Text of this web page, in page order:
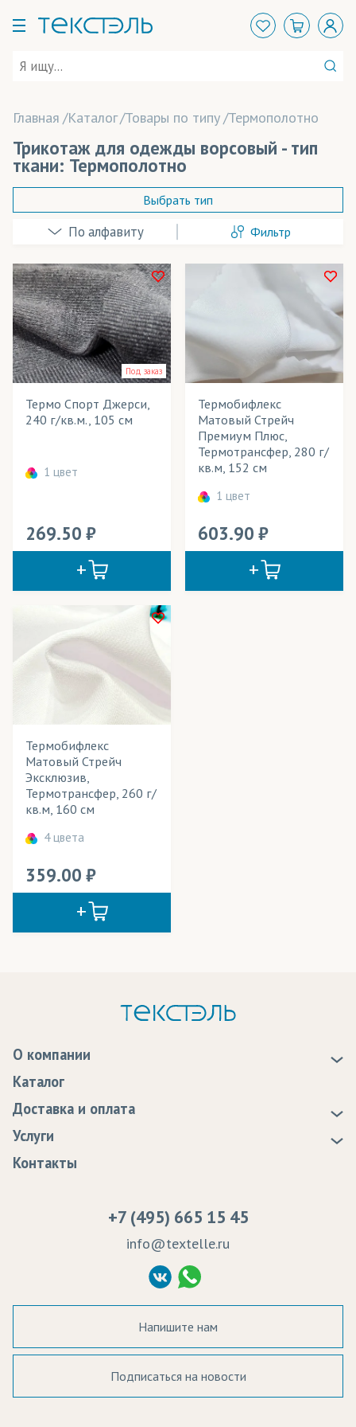
Главная Каталог Товары по типу Термополотно
Трикотаж для одежды ворсовый - тип
ткани: Термополотно
Бархат
Бифлекс
Велсофт
Сандвич/Сэндвич
Суперэластик
Флис
Выбрать тип
Фильтр
В наличии
Да
Весь товар
Розничная цена
Плотность
Применение в изделиях
Тип товара
Цвет
Под заказ
Термо Спорт Джерси,
240 г/кв.м., 105 см
1 цвет
269.50
Термобифлекс
Матовый Стрейч
Премиум Плюс,
Термотрансфер, 280 г/
кв.м, 152 см
1 цвет
603.90
Термобифлекс
Матовый Стрейч
Эксклюзив,
Термотрансфер, 260 г/
кв.м, 160 см
4 цвета
359.00
О компании
Статьи
Программа лояльности
Сертификаты качества
Судебные решения
Политика Конфиденциальности
Согласие на обработку ПД
Каталог
Доставка и оплата
Доставка
Оплата
Услуги
Образцы
Контакты
+7 (495) 665 15 45
info@textelle.ru
Напишите нам
Подписаться на новости